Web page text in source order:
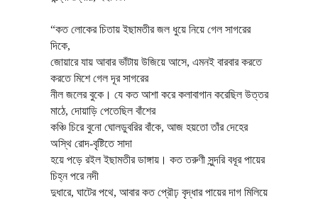
“কত লোকের চিতায় ইছামতীর জল ধুয়ে নিয়ে গেল সাগরের
দিকে,
জোয়ারে যায় আবার ভাঁটায় উজিয়ে আসে, এমনই বারবার করতে
করতে মিশে গেল দূর সাগরের
নীল জলের বুকে। যে কত আশা করে কলাবাগান করেছিল উত্তর
মাঠে, দোয়াড়ি পেতেছিল বাঁশের
কঞ্চি চিরে বুনো ঘোলডুবরির বাঁকে, আজ হয়তো তাঁর দেহের
অস্থি রোদ-বৃষ্টিতে সাদা
হয়ে পড়ে রইল ইছামতীর ডাঙ্গায়। কত তরুণী সুন্দরি বধূর পায়ের
চিহ্ন পরে নদী
দুধারে, ঘাটের পথে, আবার কত প্রৌঢ় বৃদ্ধার পায়ের দাগ মিলিয়ে